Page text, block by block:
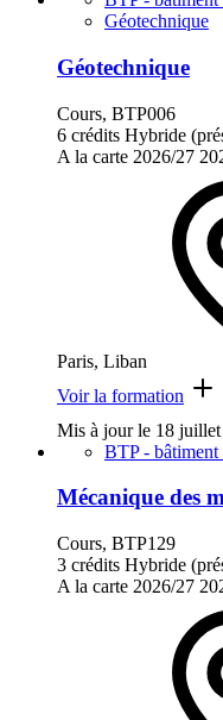
Géotechnique
Géotechnique
Cours, BTP006
6 crédits Hybride
A la carte 2026/27
Paris, Liban
Voir la formation
Mis à jour le 18
BTP -
Mécanique des
Cours, BTP129
3 crédits Hybride
A la carte 2026/27